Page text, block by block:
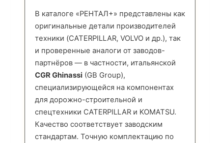
В каталоге «РЕНТАЛ+» представлены как
оригинальные детали производителей
техники (CATERPILLAR, VOLVO и др.), так
и проверенные аналоги от заводов-
партнёров — в частности, итальянской
CGR Ghinassi (GB Group),
специализирующейся на компонентах
для дорожно-строительной и
спецтехники CATERPILLAR и KOMATSU.
Качество соответствует заводским
стандартам. Точную комплектацию по